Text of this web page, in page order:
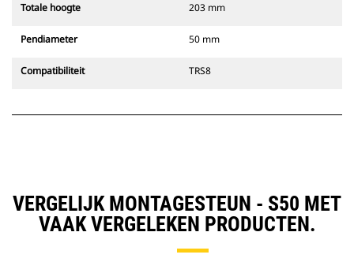
Totale hoogte 203 mm
Pendiameter 50 mm
Compatibiliteit TRS8
VERGELIJK MONTAGESTEUN - S50 MET
VAAK VERGELEKEN PRODUCTEN.